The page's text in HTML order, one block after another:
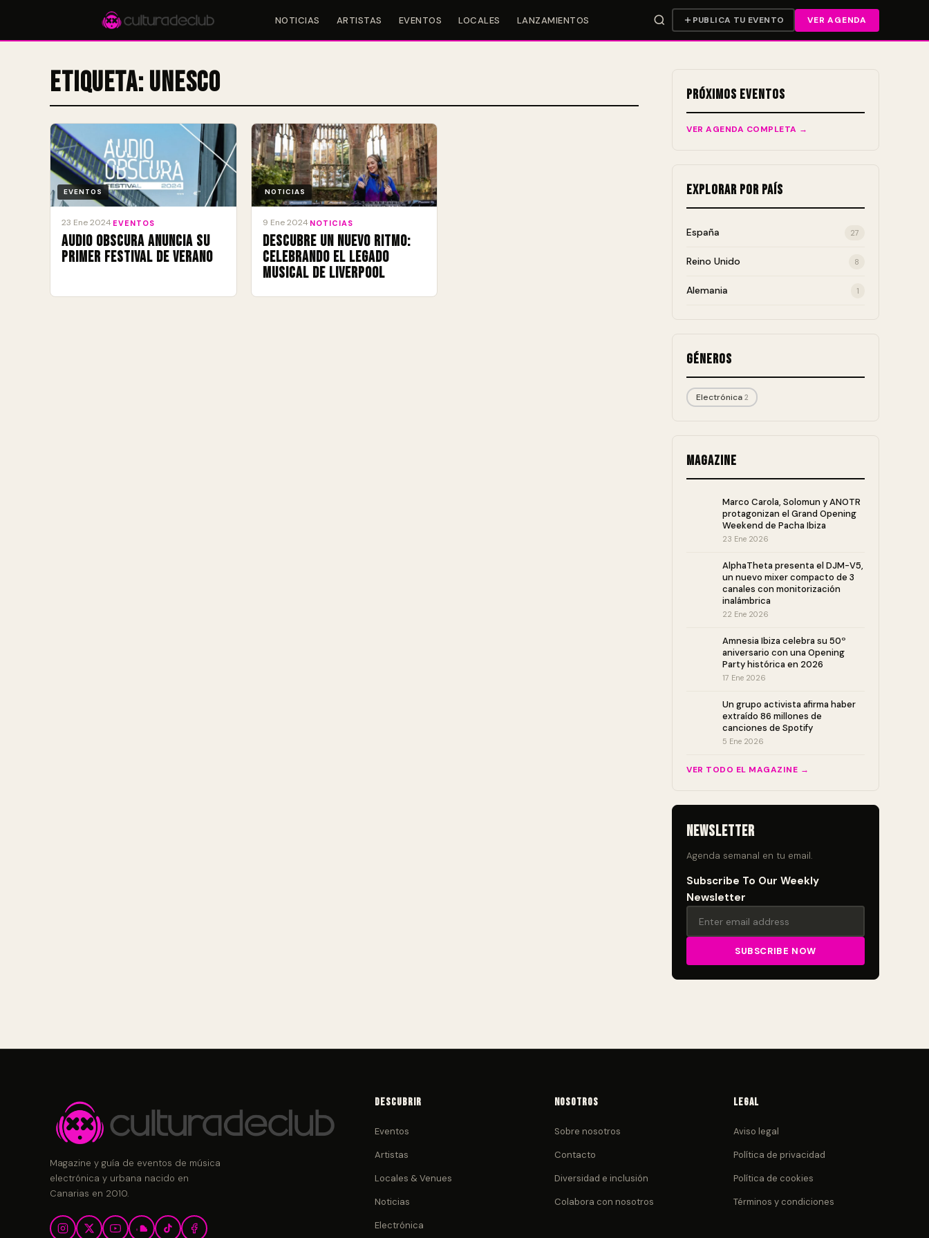
NOTICIAS ARTISTAS EVENTOS LOCALES LANZAMIENTOS PUBLICA TU EVENTO VER AGENDA
Accesos rápidos:
Etiqueta: UNESCO
EVENTOS
23 Ene 2024 EVENTOS
Audio Obscura anuncia su
primer festival de verano
NOTICIAS
9 Ene 2024 NOTICIAS
Descubre un Nuevo Ritmo:
Celebrando el legado
musical de Liverpool
Próximos Eventos
VER AGENDA COMPLETA →
Explorar por País
España 27
Reino Unido 8
Alemania 1
Géneros
Electrónica 2
Magazine
Marco Carola, Solomun y ANOTR
protagonizan el Grand Opening
Weekend de Pacha Ibiza
23 Ene 2026
AlphaTheta presenta el DJM-V5,
un nuevo mixer compacto de 3
canales con monitorización
inalámbrica
22 Ene 2026
Amnesia Ibiza celebra su 50º
aniversario con una Opening
Party histórica en 2026
17 Ene 2026
Un grupo activista afirma haber
extraído 86 millones de
canciones de Spotify
5 Ene 2026
VER TODO EL MAGAZINE →
Newsletter
Agenda semanal en tu email.
Subscribe To Our Weekly
Newsletter
Magazine y guía de eventos de música
electrónica y urbana nacido en
Canarias en 2010.
Descubrir
Eventos
Artistas
Locales & Venues
Noticias
Electrónica
Nosotros
Sobre nosotros
Contacto
Diversidad e inclusión
Colabora con nosotros
Legal
Aviso legal
Política de privacidad
Política de cookies
Términos y condiciones